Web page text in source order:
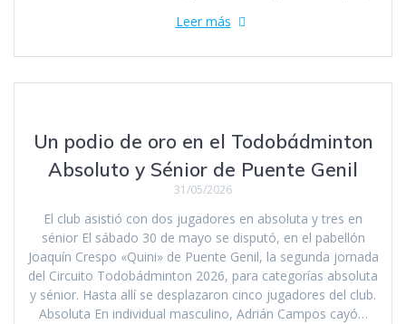
Leer más
Un podio de oro en el Todobádminton
Absoluto y Sénior de Puente Genil
31/05/2026
El club asistió con dos jugadores en absoluta y tres en
sénior El sábado 30 de mayo se disputó, en el pabellón
Joaquín Crespo «Quini» de Puente Genil, la segunda jornada
del Circuito Todobádminton 2026, para categorías absoluta
y sénior. Hasta allí se desplazaron cinco jugadores del club.
Absoluta En individual masculino, Adrián Campos cayó…